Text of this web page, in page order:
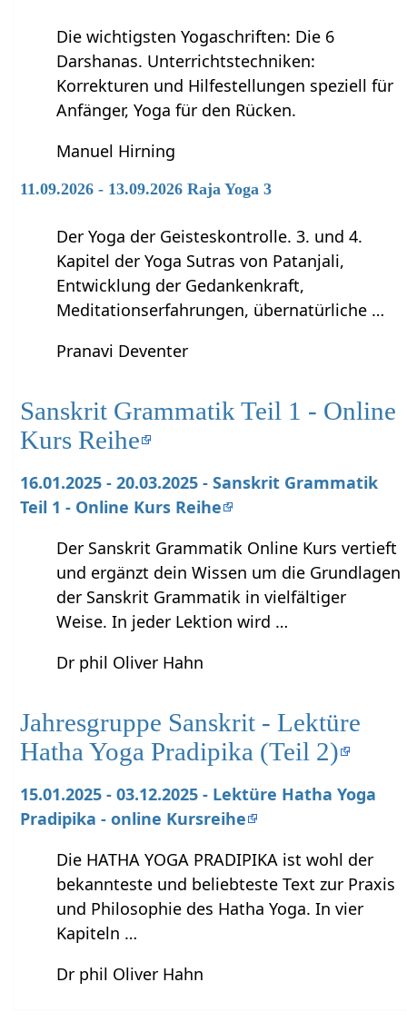
Die wichtigsten Yogaschriften: Die 6
Darshanas. Unterrichtstechniken:
Korrekturen und Hilfestellungen speziell für
Anfänger, Yoga für den Rücken.
Manuel Hirning
11.09.2026 - 13.09.2026 Raja Yoga 3
Der Yoga der Geisteskontrolle. 3. und 4.
Kapitel der Yoga Sutras von Patanjali,
Entwicklung der Gedankenkraft,
Meditationserfahrungen, übernatürliche …
Pranavi Deventer
Sanskrit Grammatik Teil 1 - Online
Kurs Reihe
16.01.2025 - 20.03.2025 - Sanskrit Grammatik
Teil 1 - Online Kurs Reihe
Der Sanskrit Grammatik Online Kurs vertieft
und ergänzt dein Wissen um die Grundlagen
der Sanskrit Grammatik in vielfältiger
Weise. In jeder Lektion wird …
Dr phil Oliver Hahn
Jahresgruppe Sanskrit - Lektüre
Hatha Yoga Pradipika (Teil 2)
15.01.2025 - 03.12.2025 - Lektüre Hatha Yoga
Pradipika - online Kursreihe
Die HATHA YOGA PRADIPIKA ist wohl der
bekannteste und beliebteste Text zur Praxis
und Philosophie des Hatha Yoga. In vier
Kapiteln …
Dr phil Oliver Hahn